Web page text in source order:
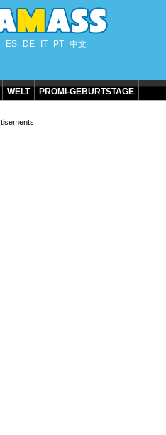
ES DE IT PT 中文
WELT PROMI-GEBURTSTAGE